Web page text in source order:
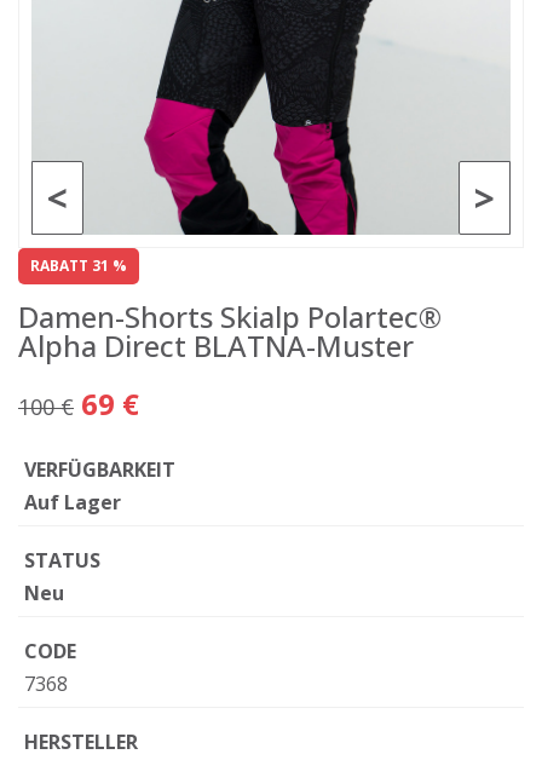
>
<
RABATT 31 %
Damen-Shorts Skialp Polartec®
Alpha Direct BLATNA-Muster
100 € 69 €
VERFÜGBARKEIT
Auf Lager
STATUS
Neu
CODE
7368
HERSTELLER